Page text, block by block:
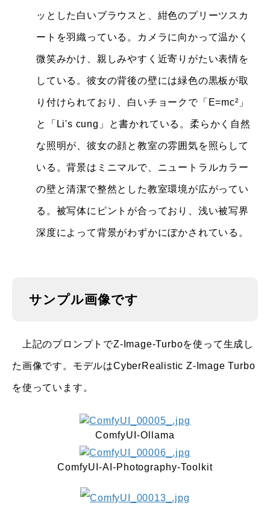
ッとした白いブラウスと、紺色のプリーツスカ
ートを羽織っている。カメラに向かって温かく
微笑みかけ、親しみやすく近寄りがたい表情を
している。彼女の背後の壁には緑色の黒板が取
り付けられており、白いチョークで「E=mc²」
と「Li's cung」と書かれている。柔らかく自然
な照明が、彼女の顔と教室の雰囲気を照らして
いる。背景はミニマルで、ニュートラルカラー
の壁と清潔で整然とした教室環境が広がってい
る。被写体にピントが合っており、浅い被写界
深度によって背景がわずかにぼかされている。
サンプル画像です
上記のプロンプトでZ-Image-Turboを使って生成し
た画像です。モデルはCyberRealistic Z-Image Turbo
を使っています。
ComfyUI-Ollama
ComfyUI-AI-Photography-Toolkit